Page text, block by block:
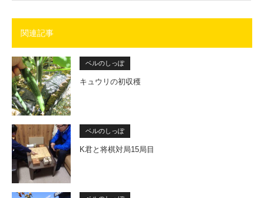
関連記事
ベルのしっぽ
キュウリの初収穫
ベルのしっぽ
K君と将棋対局15局目